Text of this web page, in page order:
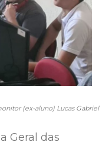
(ex-aluno) Lucas Gabriel
Geral das